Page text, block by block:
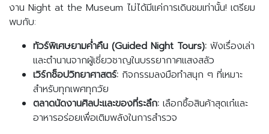
งาน Night at the Museum ไม่ได้มีแค่การเดินชมเท่านั้น! เตรียม
พบกับ:
ทัวร์พิเศษยามค่ำคืน (Guided Night Tours): ฟังเรื่องเล่า
และตำนานจากผู้เชี่ยวชาญในบรรยากาศแสงสลัว
เวิร์กช็อปวิทยาศาสตร์: กิจกรรมลงมือทำสนุก ๆ ที่เหมาะ
สำหรับทุกเพศทุกวัย
ตลาดนัดงานศิลปะและของที่ระลึก: เลือกซื้อสินค้าสุดเก๋และ
อาหารอร่อยเพื่อเติมพลังในการสำรวจ